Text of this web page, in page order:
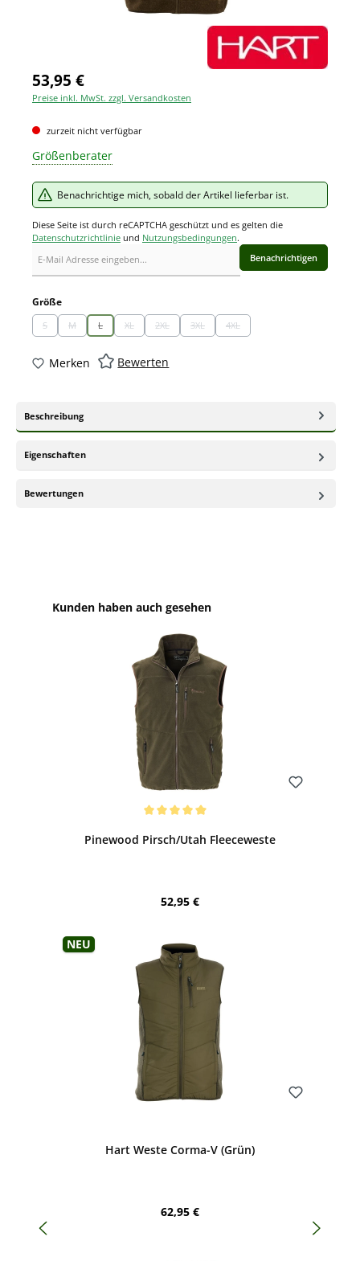
53,95 €
Preise inkl. MwSt. zzgl. Versandkosten
zurzeit nicht verfügbar
Größenberater
Benachrichtige mich, sobald der Artikel lieferbar ist.
Diese Seite ist durch reCAPTCHA geschützt und es gelten die
Datenschutzrichtlinie und Nutzungsbedingungen.
Benachrichtigen
Größeauswählen
S
(Diese Option ist zurzeit nicht verfügbar.)
M
(Diese Option ist zurzeit nicht verfügbar.)
L
(Diese Option ist zurzeit nicht verfügbar.)
XL
(Diese Option ist zurzeit nicht verfügbar.)
2XL
(Diese Option ist zurzeit nicht verfügbar.)
3XL
(Diese Option ist zurzeit nicht verfügbar.)
4XL
(Diese Option ist zurzeit nicht
Merken Bewerten
Beschreibung
Eigenschaften
Bewertungen
Produktgalerie überspringen
Kunden haben auch gesehen
Pinewood Pirsch/Utah Fleeceweste
Regulärer Preis:
52,95 €
Neu
Hart Weste Corma-V (Grün)
Regulärer Preis:
62,95 €